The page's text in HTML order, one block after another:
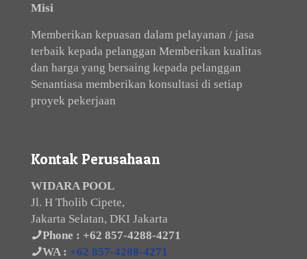
Misi
Memberikan kepuasan dalam pelayanan / jasa
terbaik kepada pelanggan Memberikan kualitas
dan harga yang bersaing kepada pelanggan
Senantiasa memberikan konsultasi di setiap
proyek pekerjaan
Kontak Perusahaan
WIDARA POOL
Jl. H Tholib Cipete,
Jakarta Selatan, DKI Jakarta
Phone : +62 857-4288-4271
WA : +62 857-4288-4271